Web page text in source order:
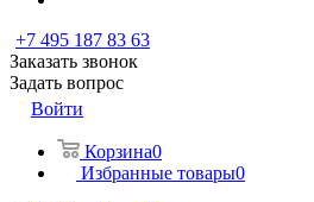
+7 495 187 83 63
Заказать звонок
Задать вопрос
Войти
Корзина0
Избранные товары0